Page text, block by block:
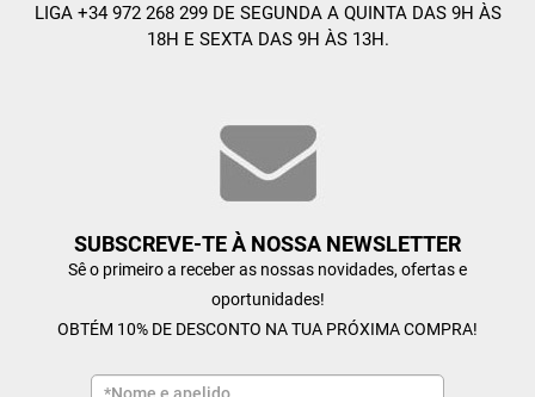
LIGA +34 972 268 299 DE SEGUNDA A QUINTA DAS 9H ÀS
18H E SEXTA DAS 9H ÀS 13H.
SUBSCREVE-TE À NOSSA NEWSLETTER
Sê o primeiro a receber as nossas novidades, ofertas e
oportunidades!
OBTÉM 10% DE DESCONTO NA TUA PRÓXIMA COMPRA!